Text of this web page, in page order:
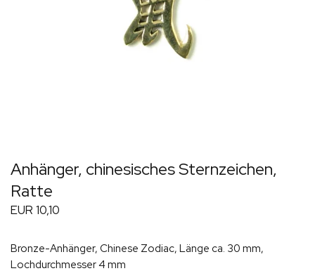
Anhänger, chinesisches Sternzeichen,
Ratte
EUR 10,10
Bronze-Anhänger, Chinese Zodiac, Länge ca. 30 mm,
Lochdurchmesser 4 mm